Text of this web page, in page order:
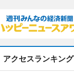
アクセスランキング